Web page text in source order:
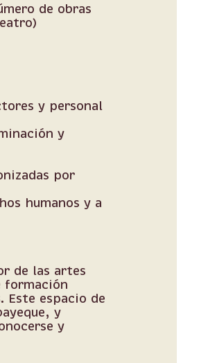
de obras
y personal
y
por
humanos y a
de las artes
formación
Este espacio de
y
y